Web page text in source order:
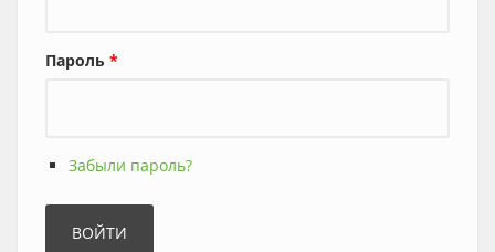
Пароль *
Забыли пароль?